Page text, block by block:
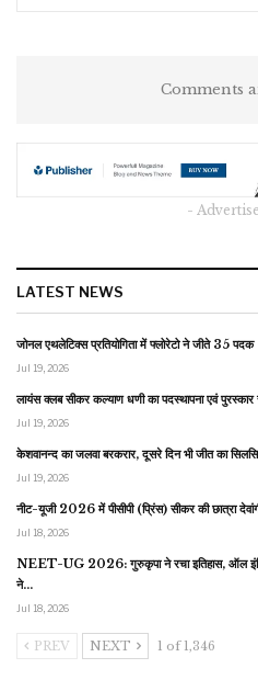
Comments
-
LATEST NEWS
जोनल एथलेटिक्स प्रतियोगिता में फ्लोरेटो ने जीते 35 पदक
Jul 19, 2026
लायंस क्लब सीकर कल्याण धणी का पदस्थापना एवं पुरस्कार
Jul 19, 2026
केशवानन्द का जलवा बरकरार, दूसरे दिन भी जीत का
Jul 19, 2026
नीट-यूजी 2026 में पीसीपी (प्रिंस) सीकर की छात्रा
Jul 18, 2026
NEET-UG 2026: गुरुकृपा ने रचा इतिहास, ऑल
ने…
Jul 18, 2026
PREV NEXT 1 of 1,346